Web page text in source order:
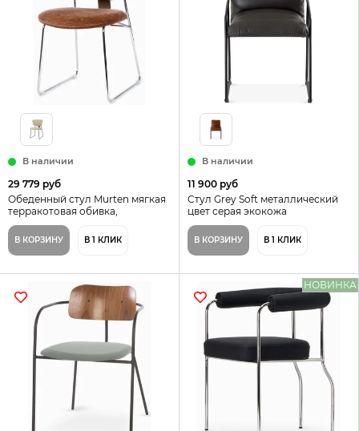
В наличии
29 779 руб
Обеденный стул Murten мягкая
терракотовая обивка,
металлический каркас хром
В КОРЗИНУ В 1 КЛИК
В наличии
11 900 руб
Cтул Grey Soft металлический
цвет серая экокожа
В КОРЗИНУ В 1 КЛИК
НОВИНКА